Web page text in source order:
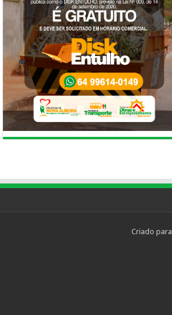
Criado para